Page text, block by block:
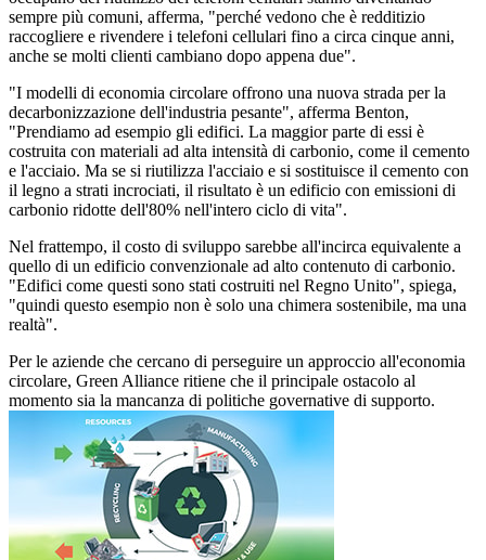
sempre più comuni, afferma, "perché vedono che è redditizio
raccogliere e rivendere i telefoni cellulari fino a circa cinque anni,
anche se molti clienti cambiano dopo appena due".
"I modelli di economia circolare offrono una nuova strada per la
decarbonizzazione dell'industria pesante", afferma Benton,
"Prendiamo ad esempio gli edifici. La maggior parte di essi è
costruita con materiali ad alta intensità di carbonio, come il cemento
e l'acciaio. Ma se si riutilizza l'acciaio e si sostituisce il cemento con
il legno a strati incrociati, il risultato è un edificio con emissioni di
carbonio ridotte dell'80% nell'intero ciclo di vita".
Nel frattempo, il costo di sviluppo sarebbe all'incirca equivalente a
quello di un edificio convenzionale ad alto contenuto di carbonio.
"Edifici come questi sono stati costruiti nel Regno Unito", spiega,
"quindi questo esempio non è solo una chimera sostenibile, ma una
realtà".
Per le aziende che cercano di perseguire un approccio all'economia
circolare, Green Alliance ritiene che il principale ostacolo al
momento sia la mancanza di politiche governative di supporto.